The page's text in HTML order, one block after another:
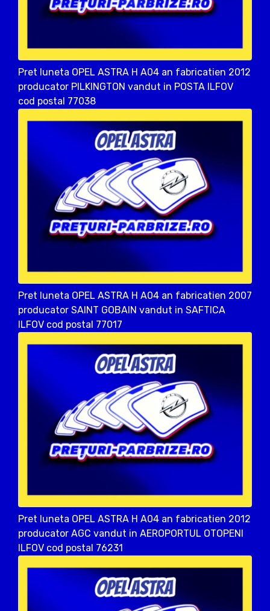
Pret luneta OPEL ASTRA H A04 an fabricatien 2012
producator PILKINGTON vandut in POSTA ILFOV
cod postal 77038
Pret luneta OPEL ASTRA H A04 an fabricatien 2007
producator SAINT GOBAIN vandut in SAFTICA
ILFOV cod postal 77017
Pret luneta OPEL ASTRA H A04 an fabricatien 2012
producator AGC vandut in AEROPORTUL OTOPENI
ILFOV cod postal 76231